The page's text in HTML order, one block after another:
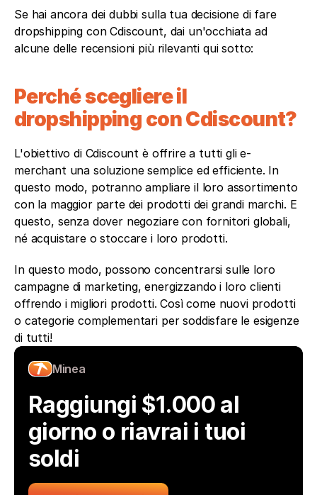
Se hai ancora dei dubbi sulla tua decisione di fare
dropshipping con Cdiscount, dai un'occhiata ad
alcune delle recensioni più rilevanti qui sotto:
Perché scegliere il
dropshipping con Cdiscount?
L'obiettivo di Cdiscount è offrire a tutti gli e-
merchant una soluzione semplice ed efficiente. In
questo modo, potranno ampliare il loro assortimento
con la maggior parte dei prodotti dei grandi marchi. E
questo, senza dover negoziare con fornitori globali,
né acquistare o stoccare i loro prodotti.
In questo modo, possono concentrarsi sulle loro
campagne di marketing, energizzando i loro clienti
offrendo i migliori prodotti. Così come nuovi prodotti
o categorie complementari per soddisfare le esigenze
di tutti!
Minea
Raggiungi $1.000 al
giorno o riavrai i tuoi
soldi